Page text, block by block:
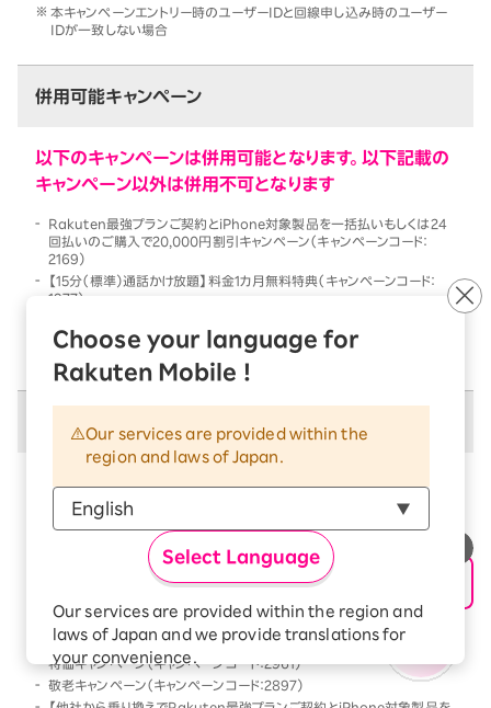
Choose your language for
Rakuten Mobile !
Our services are provided within the
region and laws of Japan.
Select Language
Our services are provided within the region and
laws of Japan and we provide translations for
your convenience.
The Japanese version of our websites and
applications, in which include Rakuten
本キャンペーンエントリー時のユーザーIDと回線申し込み時のユーザー
IDが一致しない場合
併用可能キャンペーン
以下のキャンペーンは併用可能となります。以下記載の
キャンペーン以外は併用不可となります
Rakuten最強プランご契約とiPhone対象製品を一括払いもしくは24
回払いのご購入で20,000円割引キャンペーン（キャンペーンコード：
2169）
【15分（標準）通話かけ放題】料金1カ月無料特典（キャンペーンコード：
1977）
括払いもしくは24回払いのご購入で割引キャンペーン（キャンペーンコー
以下のキャンペーンは、併用不可となります
本キャンペーン条件を満たす前、または満たした後に、
以下のキャンペーンの条件を満たした場合には、以下の
キャンペーンのみが優先的に適用となります
Rakutenオリジナル製品 1円キャンペーン（キャンペーンコード：2808）
「Rakuten最強プラン契約＆Android買い替え超トクプログラム利用」
特価キャンペーン（キャンペーンコード：2961）
敬老キャンペーン（キャンペーンコード：2897）